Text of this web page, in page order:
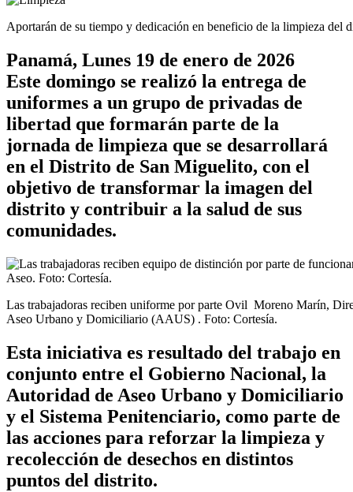
Aportarán de su tiempo y dedicación en beneficio de la limpieza del
Panamá, Lunes 19 de enero de 2026
Este domingo se realizó la entrega de
uniformes a un grupo de privadas de
libertad que formarán parte de la
jornada de limpieza que se desarrollará
en el Distrito de San Miguelito, con el
objetivo de transformar la imagen del
distrito y contribuir a la salud de sus
comunidades.
Las trabajadoras reciben uniforme por parte Ovil Moreno Marín,
Aseo Urbano y Domiciliario (AAUS) . Foto: Cortesía.
Esta iniciativa es resultado del trabajo en
conjunto entre el Gobierno Nacional, la
Autoridad de Aseo Urbano y Domiciliario
y el Sistema Penitenciario, como parte de
las acciones para reforzar la limpieza y
recolección de desechos en distintos
puntos del distrito.